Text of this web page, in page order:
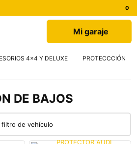
Mi garaje
4x4 Y DELUXE
PROTECCCIÓN
DE BAJOS
filtro de vehículo